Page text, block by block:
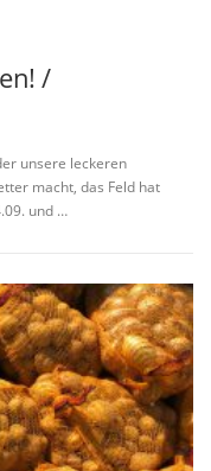
/
unsere leckeren
macht, das Feld hat
und …